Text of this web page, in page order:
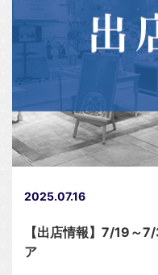
2025.07.16
【出店情報】7/19～
ア